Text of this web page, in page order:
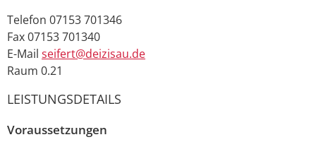
Telefon 07153 701346
Fax07153 701340
E-Mail seifert@deizisau.de
Raum 0.21
LEISTUNGSDETAILS
Voraussetzungen